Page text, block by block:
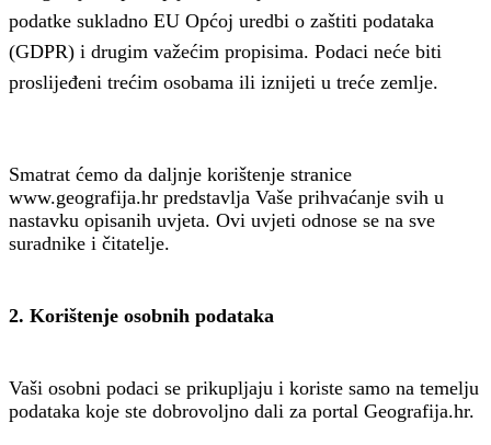
podatke sukladno EU Općoj uredbi o zaštiti podataka
(GDPR) i drugim važećim propisima. Podaci neće biti
proslijeđeni trećim osobama ili iznijeti u treće zemlje.
Smatrat ćemo da daljnje korištenje stranice
www.geografija.hr predstavlja Vaše prihvaćanje svih u
nastavku opisanih uvjeta. Ovi uvjeti odnose se na sve
suradnike i čitatelje.
2. Korištenje osobnih podataka
Vaši osobni podaci se prikupljaju i koriste samo na temelju
podataka koje ste dobrovoljno dali za portal Geografija.hr.